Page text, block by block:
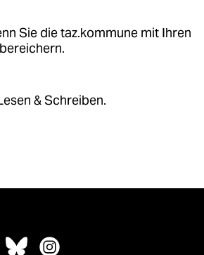
Sie die taz.kommune mit Ihren
& Schreiben.